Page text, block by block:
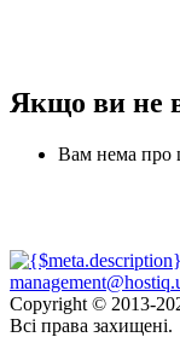
Якщо ви не
Вам нема про
Copyright © 2013-
Всі права захищені.